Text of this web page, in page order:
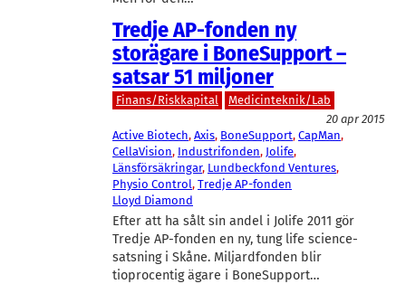
Tredje AP-fonden ny
storägare i BoneSupport –
satsar 51 miljoner
Finans/Riskkapital
Medicinteknik/Lab
20 apr 2015
Active Biotech, Axis, BoneSupport, CapMan
CellaVision, Industrifonden, Jolife
Länsförsäkringar, Lundbeckfond Ventures
Physio Control, Tredje AP-fonden
Lloyd Diamond
Efter att ha sålt sin andel i Jolife 2011 gör
Tredje AP-fonden en ny, tung life science-
satsning i Skåne. Miljardfonden blir
tioprocentig ägare i BoneSupport…